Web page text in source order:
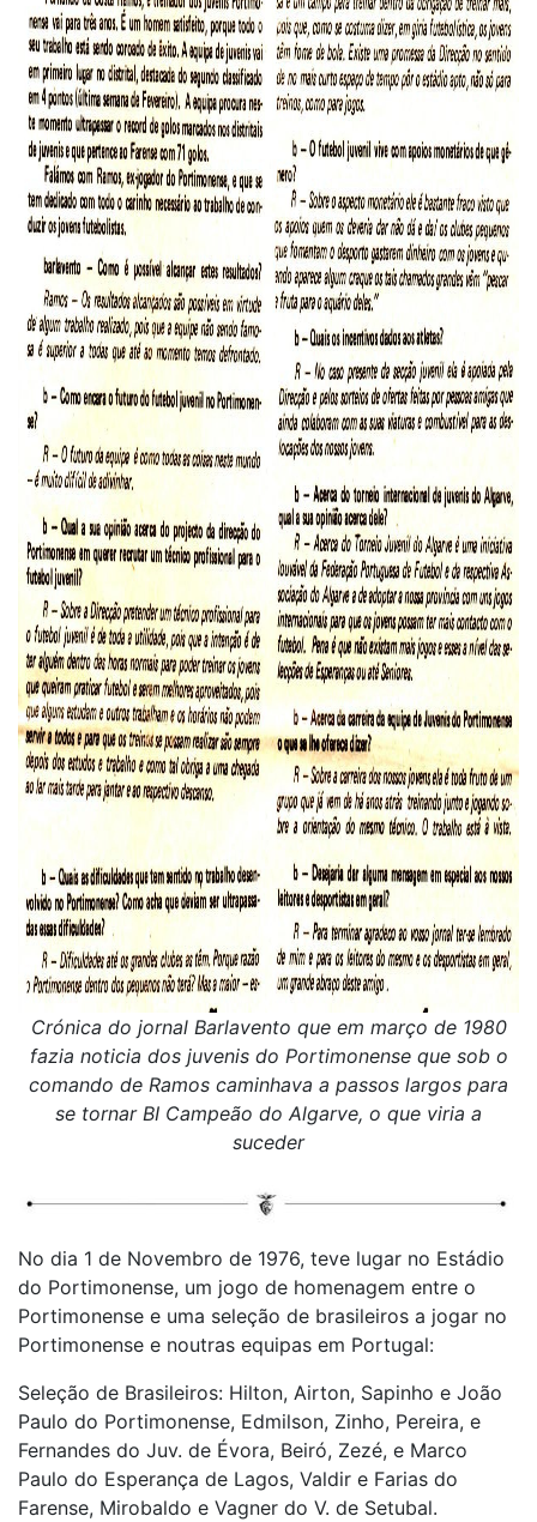
Crónica do jornal Barlavento que em março de 1980
fazia noticia dos juvenis do Portimonense que sob o
comando de Ramos caminhava a passos largos para
se tornar BI Campeão do Algarve, o que viria a
suceder
No dia 1 de Novembro de 1976, teve lugar no Estádio
do Portimonense, um jogo de homenagem entre o
Portimonense e uma seleção de brasileiros a jogar no
Portimonense e noutras equipas em Portugal:
Seleção de Brasileiros: Hilton, Airton, Sapinho e João
Paulo do Portimonense, Edmilson, Zinho, Pereira, e
Fernandes do Juv. de Évora, Beiró, Zezé, e Marco
Paulo do Esperança de Lagos, Valdir e Farias do
Farense, Mirobaldo e Vagner do V. de Setubal.